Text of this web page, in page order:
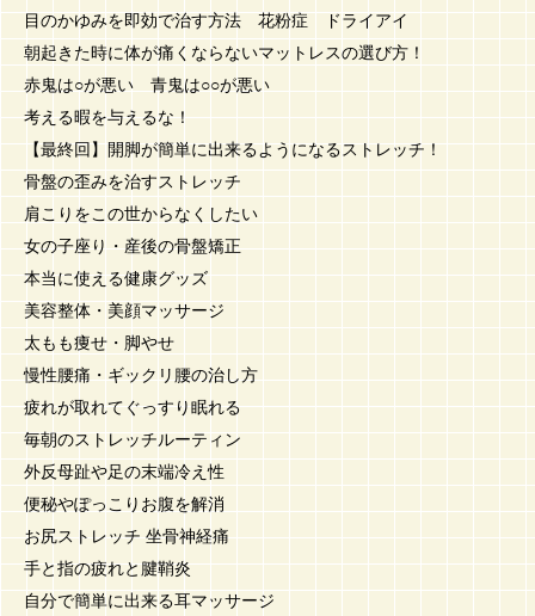
目のかゆみを即効で治す方法 花粉症 ドライアイ
朝起きた時に体が痛くならないマットレスの選び方！
赤鬼は○が悪い 青鬼は○○が悪い
考える暇を与えるな！
【最終回】開脚が簡単に出来るようになるストレッチ！
骨盤の歪みを治すストレッチ
肩こりをこの世からなくしたい
女の子座り・産後の骨盤矯正
本当に使える健康グッズ
美容整体・美顔マッサージ
太もも痩せ・脚やせ
慢性腰痛・ギックリ腰の治し方
疲れが取れてぐっすり眠れる
毎朝のストレッチルーティン
外反母趾や足の末端冷え性
便秘やぽっこりお腹を解消
お尻ストレッチ 坐骨神経痛
手と指の疲れと腱鞘炎
自分で簡単に出来る耳マッサージ